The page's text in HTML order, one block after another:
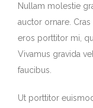
Nullam molestie
auctor ornare.
eros porttitor mi,
Vivamus gravida
faucibus.
Ut porttitor